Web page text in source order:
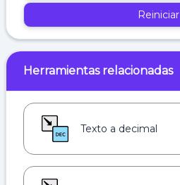
Reiniciar
Herramientas relacionadas
Texto a decimal